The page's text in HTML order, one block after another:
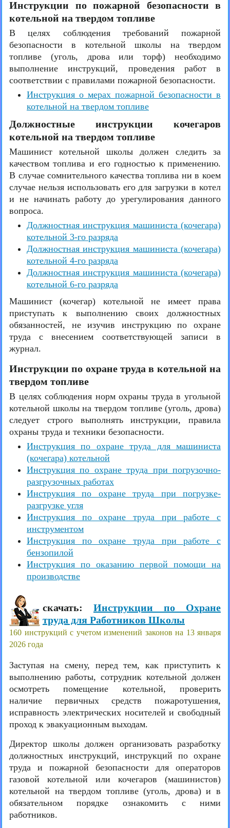
Инструкции по пожарной безопасности в
котельной на твердом топливе
В целях соблюдения требований пожарной
безопасности в котельной школы на твердом
топливе (уголь, дрова или торф) необходимо
выполнение инструкций, проведения работ в
соответствии с правилами пожарной безопасности.
Инструкция о мерах пожарной безопасности в
котельной на твердом топливе
Должностные инструкции кочегаров
котельной на твердом топливе
Машинист котельной школы должен следить за
качеством топлива и его годностью к применению.
В случае сомнительного качества топлива ни в коем
случае нельзя использовать его для загрузки в котел
и не начинать работу до урегулирования данного
вопроса.
Должностная инструкция машиниста (кочегара)
котельной 3-го разряда
Должностная инструкция машиниста (кочегара)
котельной 4-го разряда
Должностная инструкция машиниста (кочегара)
котельной 6-го разряда
Машинист (кочегар) котельной не имеет права
приступать к выполнению своих должностных
обязанностей, не изучив инструкцию по охране
труда с внесением соответствующей записи в
журнал.
Инструкции по охране труда в котельной на
твердом топливе
В целях соблюдения норм охраны труда в угольной
котельной школы на твердом топливе (уголь, дрова)
следует строго выполнять инструкции, правила
охраны труда и техники безопасности.
Инструкция по охране труда для машиниста
(кочегара) котельной
Инструкция по охране труда при погрузочно-
разгрузочных работах
Инструкция по охране труда при погрузке-
разгрузке угля
Инструкция по охране труда при работе с
инструментом
Инструкция по охране труда при работе с
бензопилой
Инструкция по оказанию первой помощи на
производстве
скачать: Инструкции по Охране
труда для Работников Школы
160 инструкций с учетом изменений законов на 13 января
2026 года
Заступая на смену, перед тем, как приступить к
выполнению работы, сотрудник котельной должен
осмотреть помещение котельной, проверить
наличие первичных средств пожаротушения,
исправность электрических носителей и свободный
проход к эвакуационным выходам.
Директор школы должен организовать разработку
должностных инструкций, инструкций по охране
труда и пожарной безопасности для операторов
газовой котельной или кочегаров (машинистов)
котельной на твердом топливе (уголь, дрова) и в
обязательном порядке ознакомить с ними
работников.